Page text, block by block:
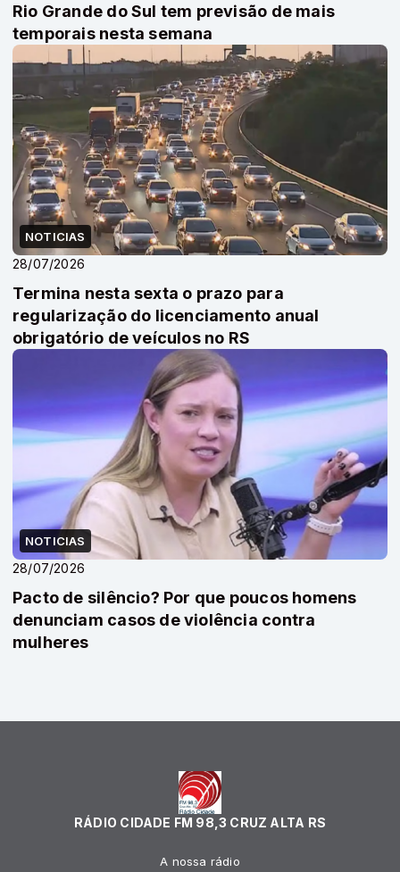
Rio Grande do Sul tem previsão de mais
temporais nesta semana
NOTICIAS
28/07/2026
Termina nesta sexta o prazo para
regularização do licenciamento anual
obrigatório de veículos no RS
NOTICIAS
28/07/2026
Pacto de silêncio? Por que poucos homens
denunciam casos de violência contra
mulheres
RÁDIO CIDADE FM 98,3 CRUZ ALTA RS
A nossa rádio